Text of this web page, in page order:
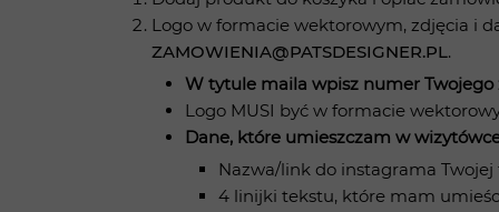
Logo w formacie wektorowym, zdjęcia i
ZAMOWIENIA@PATSDESIGNER.PL.
W tytule maila wpisz numer Twojego
Logo MUSI być w formacie
Dane, które umieszczam w
Nazwa/link do instagrama Twojej
4 linijki tekstu, które mam